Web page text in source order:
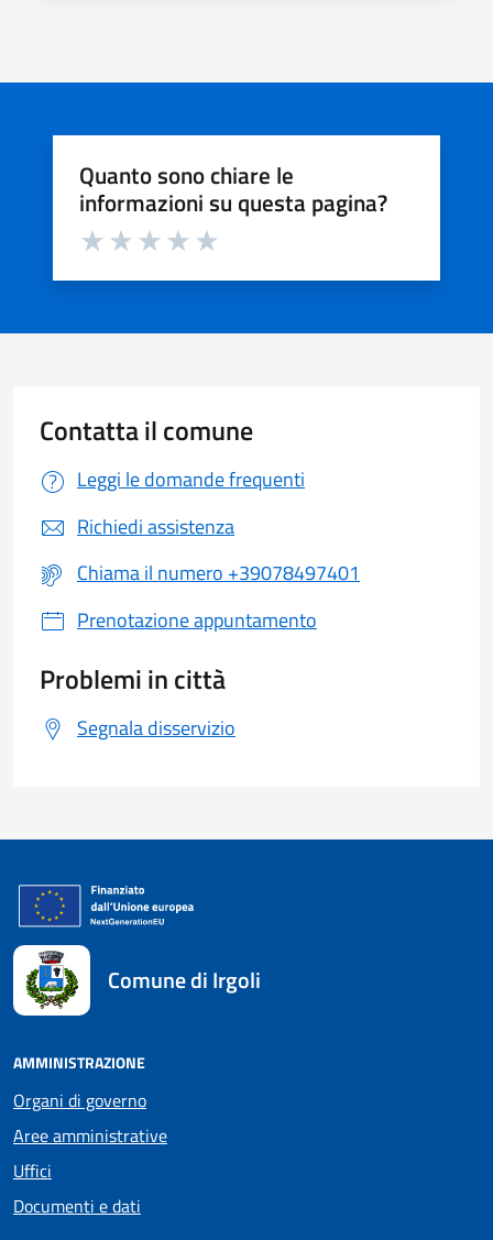
Quanto sono chiare le
informazioni su questa pagina?
Valuta da 1 a 5 stelle la pagina
Contatta il comune
Leggi le domande frequenti
Richiedi assistenza
Chiama il numero +39078497401
Prenotazione appuntamento
Problemi in città
Segnala disservizio
Comune di Irgoli
AMMINISTRAZIONE
Organi di governo
Aree amministrative
Uffici
Documenti e dati